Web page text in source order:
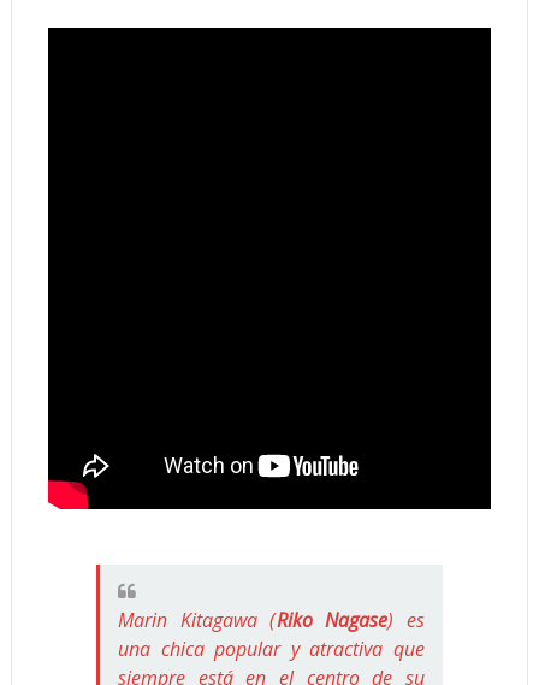
Marin Kitagawa (Riko Nagase) es
una chica popular y atractiva que
siempre está en el centro de su